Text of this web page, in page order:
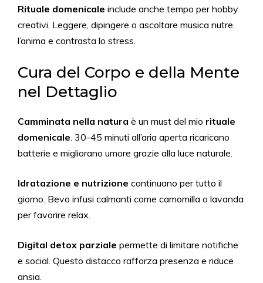
Rituale domenicale include anche tempo per hobby
creativi. Leggere, dipingere o ascoltare musica nutre
l’anima e contrasta lo stress.
Cura del Corpo e della Mente
nel Dettaglio
Camminata nella natura è un must del mio rituale
domenicale. 30-45 minuti all’aria aperta ricaricano
batterie e migliorano umore grazie alla luce naturale.
Idratazione e nutrizione continuano per tutto il
giorno. Bevo infusi calmanti come camomilla o lavanda
per favorire relax.
Digital detox parziale permette di limitare notifiche
e social. Questo distacco rafforza presenza e riduce
ansia.